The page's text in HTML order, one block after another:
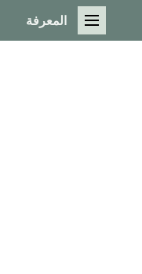
القائمة الرئيسية
المعرفة